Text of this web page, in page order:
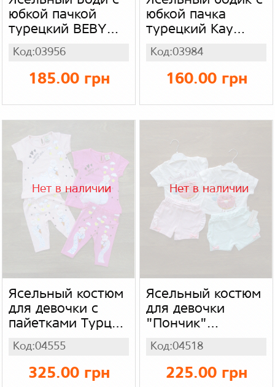
юбкой пачкой
турецкий BEBY
WOOD
Код:03956
185.00 грн
юбкой пачка
турецкий Kay
Baby
Код:03984
160.00 грн
Нет в наличии
Ясельный костюм
для девочки с
пайетками Турция
"JNE", хлопок
Код:04555
325.00 грн
Нет в наличии
Ясельный костюм
для девочки
"Пончик"
(футболка +
шорты) Турция
"Gracker", коттон
Код:04518
225.00 грн